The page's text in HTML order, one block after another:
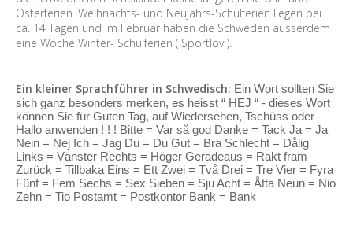
Osterferien. Weihnachts- und Neujahrs-Schulferien liegen bei
ca. 14 Tagen und im Februar haben die Schweden ausserdem
eine Woche Winter- Schulferien ( Sportlov ).
Ein kleiner Sprachführer in Schwedisch: Ein Wort sollten Sie
sich ganz besonders merken, es heisst “ HEJ “ - dieses Wort
können Sie für Guten Tag, auf Wiedersehen, Tschüss oder
Hallo anwenden ! ! ! Bitte = Var så god Danke = Tack Ja = Ja
Nein = Nej Ich = Jag Du = Du Gut = Bra Schlecht = Dålig
Links = Vänster Rechts = Höger Geradeaus = Rakt fram
Zurück = Tillbaka Eins = Ett Zwei = Två Drei = Tre Vier = Fyra
Fünf = Fem Sechs = Sex Sieben = Sju Acht = Åtta Neun = Nio
Zehn = Tio Postamt = Postkontor Bank = Bank